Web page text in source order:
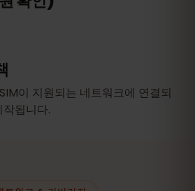
이 지원되는 네트워크에 연결되
됩니다.